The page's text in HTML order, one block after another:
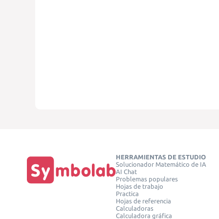
HERRAMIENTAS DE ESTUDIO
Solucionador Matemático de IA
AI Chat
Problemas populares
Hojas de trabajo
Practica
Hojas de referencia
Calculadoras
Calculadora gráfica